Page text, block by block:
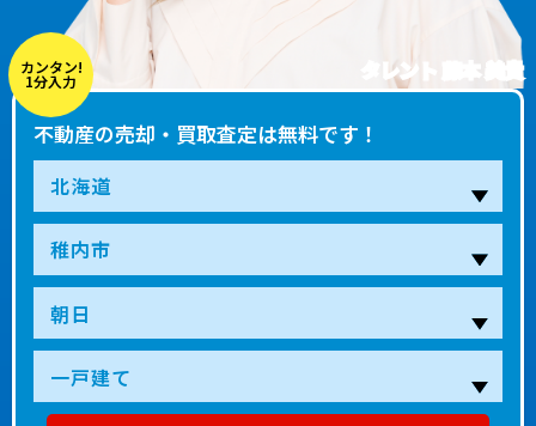
タレント 藤本 美貴
カンタン!
1分入力
不動産の売却・買取査定は無料です！